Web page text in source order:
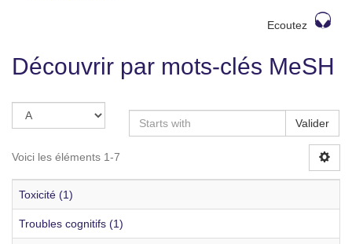
Ecoutez
Découvrir par mots-clés MeSH
Valider
Voici les éléments 1-7
Toxicité (1)
Troubles cognitifs (1)